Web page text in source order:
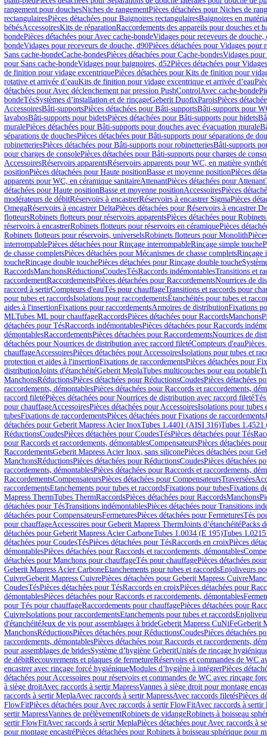
rangement pour douchesNiches de rangementPièces détachées pour Niches de
rectangulairesPièces détachées pour Baignoires rectangulairesBaignoires en
bébésAccessoiresKits de réparationRaccordements des appareils pour douches et
bondePièces détachées pour Avec cache-bondeVidages pour receveurs de douche,
bondeVidages pour receveurs de douche, d90Pièces détachées pour Vidages pour
Sans cache-bondeCache-bondesPièces détachées pour Cache-bondesVidages pour
pour Sans cache-bondeVidages pour baignoires, d52Pièces détachées pour
de finition pour vidage excentriquePièces détachées pour Kits de finition pour
rotative et arrivée d’eauKits de finition pour vidage excentrique et arrivée d’eau
détachées pour Avec déclenchement par pression PushControlAvec cache-bonde
bondeTésSystèmes d’installation et de rinçageGeberit DuofixParoisPièces
AccessoiresBâti-supportsPièces détachées pour Bâti-supportsBâti-supports pour
lavabosBâti-supports pour bidetsPièces détachées pour Bâti-supports pour bidets
muralePièces détachées pour Bâti-supports pour douches avec évacuation murale
séparations de douchesPièces détachées pour Bâti-supports pour séparations de
robinetteriesPièces détachées pour Bâti-supports pour robinetteriesBâti-supports
pour charges de consolePièces détachées pour Bâti-supports pour charges de
AccessoiresRéservoirs apparentsRéservoirs apparents pour WC, en matière
positionPièces détachées pour Haute positionBasse et moyenne positionPièces
apparents pour WC, en céramique sanitaireAttenantPièces détachées pour Attenant
détachées pour Haute positionBasse et moyenne positionAccessoiresPièces
modérateurs de débitRéservoirs à encastrerRéservoirs à encastrer SigmaPièces
OmegaRéservoirs à encastrer DeltaPièces détachées pour Réservoirs à encastrer
flotteursRobinets flotteurs pour réservoirs apparentsPièces détachées pour
réservoirs à encastrerRobinets flotteurs pour réservoirs en céramiquePièces
Robinets flotteurs pour réservoirs, universelsRobinets flotteurs pour Monolith
interrompablePièces détachées pour Rinçage interrompableRinçage simple touche
de chasse completsPièces détachées pour Mécanismes de chasse completsRinçage
toucheRinçage double touchePièces détachées pour Rinçage double touche
RaccordsManchonsRéductionsCoudesTésRaccords indémontablesTransitions et
raccordementRaccordementsPièces détachées pour RaccordementsNourrices de
raccord à sertirCompteurs d'eauTés pour chauffageTransitions et raccords pour
pour tubes et raccordsIsolations pour raccordementsÉtanchéités pour tubes et
aides à l'insertionFixations pour raccordementsArmoires de distributionFixations
MLTubes ML pour chauffageRaccordsPièces détachées pour RaccordsManchons
détachées pour TésRaccords indémontablesPièces détachées pour Raccords
démontablesRaccordementsPièces détachées pour RaccordementsNourrices de
détachées pour Nourrices de distribution avec raccord filetéCompteurs d'eauPièces
chauffageAccessoiresPièces détachées pour AccessoiresIsolations pour tubes et
protection et aides à l'insertionFixations de raccordementsPièces détachées pour
distributionJoints d'étanchéitéGeberit MeplaTubes multicouches pour eau potable
ManchonsRéductionsPièces détachées pour RéductionsCoudesPièces détachées
raccordements, démontablesPièces détachées pour Raccords et raccordements,
raccord filetéPièces détachées pour Nourrices de distribution avec raccord fileté
pour chauffageAccessoiresPièces détachées pour AccessoiresIsolations pour tubes
tubesFixations de raccordementsPièces détachées pour Fixations de raccordements
détachées pour Geberit Mapress Acier InoxTubes 1.4401 (AISI 316)Tubes
RéductionsCoudesPièces détachées pour CoudesTésPièces détachées pour Tés
pour Raccords et raccordements, démontablesCompensateursPièces détachées
RaccordementsGeberit Mapress Acier Inox, sans siliconePièces détachées pour
ManchonsRéductionsPièces détachées pour RéductionsCoudesPièces détachées
raccordements, démontablesPièces détachées pour Raccords et raccordements,
RaccordementsCompensateursPièces détachées pour CompensateursTraversées
raccordementsEtanchements pour tubes et raccordsFixations pour tubesFixations
Mapress ThermTubes ThermRaccordsPièces détachées pour RaccordsManchons
détachées pour TésTransitions indémontablesPièces détachées pour Transitions
détachées pour CompensateursFermeturesPièces détachées pour FermeturesTés
pour chauffageAccessoires pour Geberit Mapress ThermJoints d’étanchéitéPacks
détachées pour Geberit Mapress Acier CarboneTubes 1.0034 (E 195)Tubes
détachées pour CoudesTésPièces détachées pour TésRaccords en croixPièces
démontablesPièces détachées pour Raccords et raccordements, démontables
détachées pour Manchons pour chauffageTés pour chauffagePièces détachées
Geberit Mapress Acier CarboneEtanchements pour tubes et raccordsEnjoliveurs
CuivreGeberit Mapress CuivrePièces détachées pour Geberit Mapress Cuivre
CoudesTésPièces détachées pour TésRaccords en croixPièces détachées pour
démontablesPièces détachées pour Raccords et raccordements, démontables
pour Tés pour chauffageRaccordements pour chauffagePièces détachées pour
CuivreIsolations pour raccordementsEtanchements pour tubes et raccords
d'étanchéitéJeux de vis pour assemblages à brideGeberit Mapress CuNiFeGeberit
ManchonsRéductionsPièces détachées pour RéductionsCoudesPièces détachées
raccordements, démontablesPièces détachées pour Raccords et raccordements,
pour assemblages de bridesSystème d’hygiène GeberitUnités de rinçage
de débitRecouvrements et plaques de fermetureRéservoirs et commandes de WC
encastrer avec rinçage forcé hygiéniqueModules d’hygiène à intégrerPièces
détachées pour Accessoires pour réservoirs et commandes de WC avec rinçage
à siège droitAvec raccords à sertir MapressVannes à siège droit pour montage
raccords à sertir MeplaAvec raccords à sertir MapressAvec raccords filetésPièces
FlowFitPièces détachées pour Avec raccords à sertir FlowFitAvec raccords à sertir
sertir MapressVannes de prélèvementRobinets de vidangeRobinets à boisseau
sertir FlowFitAvec raccords à sertir MeplaPièces détachées pour Avec raccords à
pour montage encastréPièces détachées pour Robinets à boisseau sphérique pour